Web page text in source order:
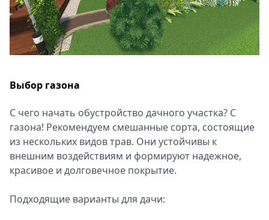
Выбор газона
С чего начать обустройство дачного участка? С
газона! Рекомендуем смешанные сорта, состоящие
из нескольких видов трав. Они устойчивы к
внешним воздействиям и формируют надежное,
красивое и долговечное покрытие.
Подходящие варианты для дачи: